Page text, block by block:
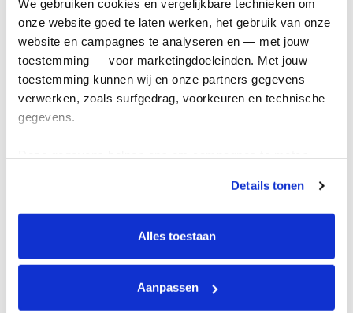
We gebruiken cookies en vergelijkbare technieken om
onze website goed te laten werken, het gebruik van onze
website en campagnes te analyseren en — met jouw
toestemming — voor marketingdoeleinden. Met jouw
toestemming kunnen wij en onze partners gegevens
verwerken, zoals surfgedrag, voorkeuren en technische
gegevens.
tonen. Je kunt je toestemming op elk moment wijzigen of
intrekken via Cookie instellingen onderaan de pagina. De
lijst met cookies is te vinden in het tabblad “details”.
Details tonen
Alles toestaan
Aanpassen
1.
Schrijf je in via KWF
Je doet dit vóór 13 januari